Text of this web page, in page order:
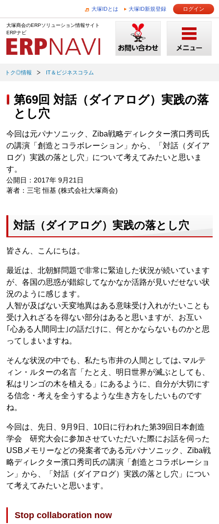
大塚IDとは 大塚ID新規登録 ログイン
大塚商会のERPソリューション情報サイト
ERPナビ
トク◎情報 IT＆ビジネスコラム
第69回 対話（ダイアログ）実践の落
とし穴
今回は元パナソニック、Ziba戦略ディレクター濱口秀司氏
の講演「創造とコラボレーション」から、「対話（ダイア
ログ）実践の落とし穴」について考えてみたいと思いま
す。
公開日：2017年 9月21日
著者：三宅 恒基 (株式会社大塚商会)
対話（ダイアログ）実践の落とし穴
皆さん、こんにちは。
最近は、北朝鮮問題で非常に緊迫した状況が続いています
が、各国の思惑が錯綜してなかなか活路が見いだせない状
況のように感じます。
人智が及ばない天変地異はある意味受け入れがたいことも
受け入れざるを得ない部分はあると思いますが、お互い
｢心ある人間同士｣の話だけに、何とかならないものかと思
ってしまいますね。
そんな状況の中でも、私たち市井の人間としては､マルテ
ィン・ルターの名言「たとえ、明日世界が滅ぶとしても、
私はリンゴの木を植える」にあるように、自分が大切にす
る信念・考えを全うするような生き方をしたいものです
ね。
今回は、先日、9月9日、10日に行われた第39回日本創造
学会 研究大会に参加させていただいた際にお話を伺った
USBメモリーなどの発案者である元パナソニック、Ziba戦
略ディレクター濱口秀司氏の講演「創造とコラボレーショ
ン」から、「対話（ダイアログ）実践の落とし穴」につい
て考えてみたいと思います。
Stop collaboration now